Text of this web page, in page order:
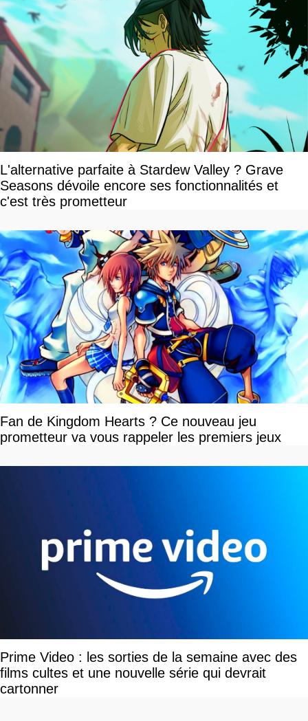
L'alternative parfaite à Stardew Valley ? Grave
Seasons dévoile encore ses fonctionnalités et
c'est très prometteur
Fan de Kingdom Hearts ? Ce nouveau jeu
prometteur va vous rappeler les premiers jeux
Prime Video : les sorties de la semaine avec des
films cultes et une nouvelle série qui devrait
cartonner